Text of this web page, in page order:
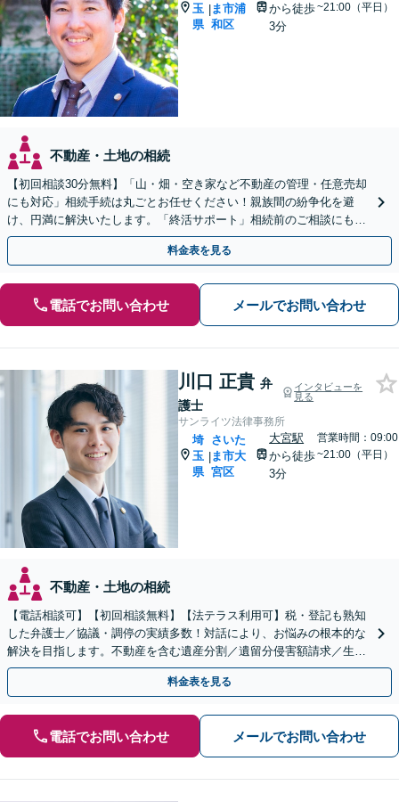
玉
県
|ま市浦
和区
から徒歩
3分
~21:00（平日）
不動産・土地の相続
【初回相談30分無料】「山・畑・空き家など不動産の管理・任意売却
にも対応」相続手続は丸ごとお任せください！親族間の紛争化を避
け、円満に解決いたします。「終活サポート」相続前のご相談にも対
応いたします【休日・夜間面談可】【浦和駅2分】
料金表を見る
電話でお問い合わせ メールでお問い合わせ
川口 正貴 弁
護士
インタビューを
見る
サンライツ法律事務所
埼
玉
県
|
さいた
ま市大
宮区
大宮駅
から徒歩
3分
営業時間：09:00
~21:00（平日）
不動産・土地の相続
【電話相談可】【初回相談無料】【法テラス利用可】税・登記も熟知
した弁護士／協議・調停の実績多数！対話により、お悩みの根本的な
解決を目指します。不動産を含む遺産分割／遺留分侵害額請求／生前
対策を全面的にサポート【完全個室】【大宮駅3分】
料金表を見る
電話でお問い合わせ メールでお問い合わせ